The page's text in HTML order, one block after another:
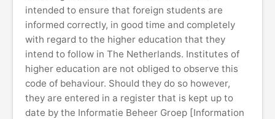
intended to ensure that foreign students are
informed correctly, in good time and completely
with regard to the higher education that they
intend to follow in The Netherlands. Institutes of
higher education are not obliged to observe this
code of behaviour. Should they do so however,
they are entered in a register that is kept up to
date by the Informatie Beheer Groep [Information